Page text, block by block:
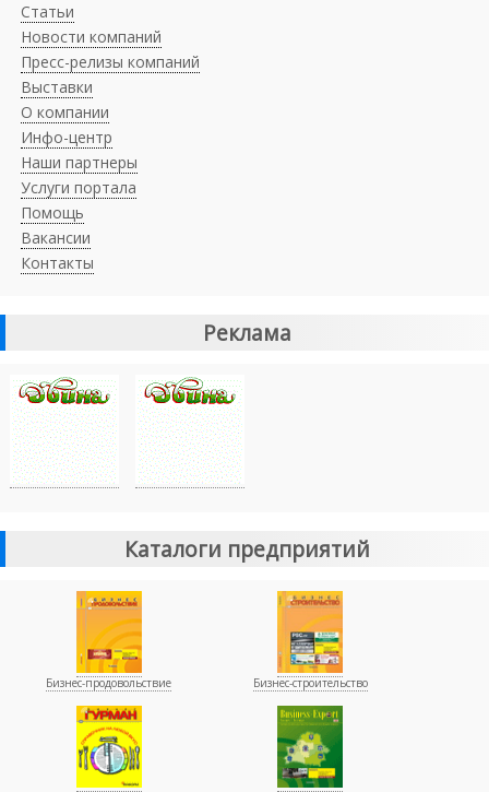
Статьи
Новости компаний
Пресс-релизы компаний
Выставки
О компании
Инфо-центр
Наши партнеры
Услуги портала
Помощь
Вакансии
Контакты
Реклама
Каталоги предприятий
Бизнес-продовольствие Бизнес-строительство